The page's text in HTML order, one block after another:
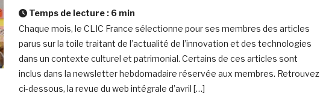
Temps de lecture : 6 min
Chaque mois, le CLIC France sélectionne pour ses membres des articles
parus sur la toile traitant de l’actualité de l’innovation et des technologies
dans un contexte culturel et patrimonial. Certains de ces articles sont
inclus dans la newsletter hebdomadaire réservée aux membres. Retrouvez
ci-dessous, la revue du web intégrale d’avril […]